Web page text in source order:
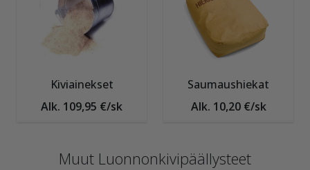
Kiviainekset
Alk. 109,95 €/sk
Saumaushiekat
Alk. 10,20 €/sk
Muut Luonnonkivipäällysteet